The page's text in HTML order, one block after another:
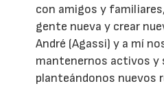
con amigos y
gente nueva y crear
André (Agassi) y a mí
mantenernos activos y
planteándonos nuevos